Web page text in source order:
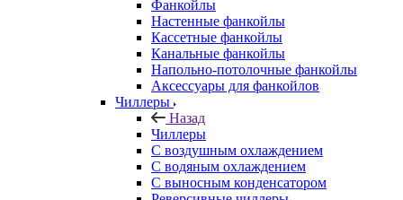
Фанкойлы
Настенные фанкойлы
Кассетные фанкойлы
Канальные фанкойлы
Напольно-потолочные фанкойлы
Аксессуары для фанкойлов
Чиллеры
Назад
Чиллеры
С воздушным охлаждением
С водяным охлаждением
С выносным конденсатором